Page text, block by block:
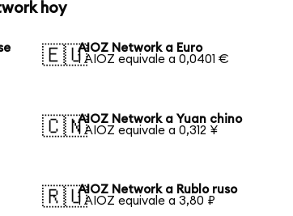
hoy
🇪🇺AIOZ Network a Euro
1 AIOZ equivale a 0,0401 €
🇨🇳AIOZ Network a Yuan chino
1 AIOZ equivale a 0,312 ¥
🇷🇺AIOZ Network a Rublo ruso
1 AIOZ equivale a 3,80 ₽